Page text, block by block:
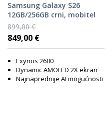
Samsung Galaxy S26
12GB/256GB crni, mobitel
899,00 €
849,00 €
Exynos 2600
Dynamic AMOLED 2X ekran
Najnaprednije AI mogućnosti